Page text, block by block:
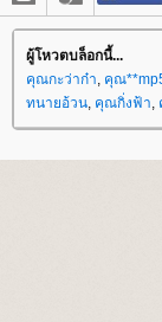
ผู้โหวตบล็อกนี้...
คุณกะว่าก๋า, คุณ
ทนายอ้วน, คุณกิ่งฟ้า,